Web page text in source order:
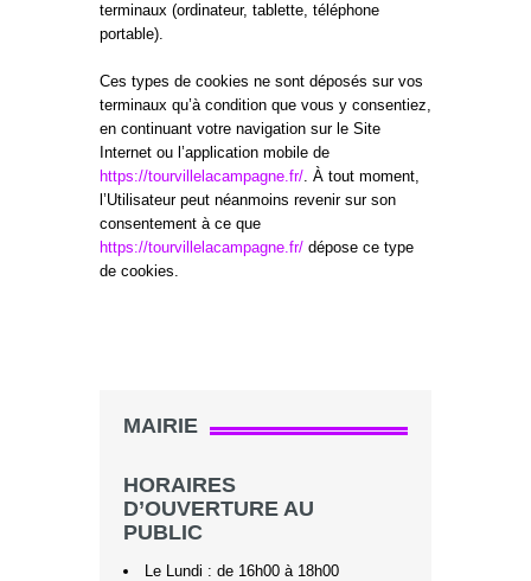
terminaux (ordinateur, tablette, téléphone
portable).
Ces types de cookies ne sont déposés sur vos
terminaux qu’à condition que vous y consentiez,
en continuant votre navigation sur le Site
Internet ou l’application mobile de
https://tourvillelacampagne.fr/. À tout moment,
l’Utilisateur peut néanmoins revenir sur son
consentement à ce que
https://tourvillelacampagne.fr/ dépose ce type
de cookies.
MAIRIE
HORAIRES
D’OUVERTURE AU
PUBLIC
Le Lundi : de 16h00 à 18h00